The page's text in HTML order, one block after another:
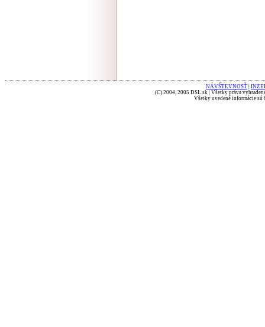
NÁVŠTEVNOSŤ
(C) 2004, 2005 DSL.sk | Všetky práva
Všetky uvedené informácie sú